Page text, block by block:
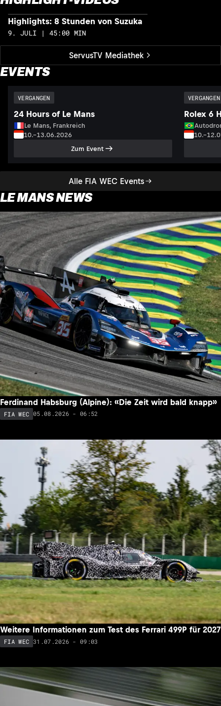
ServusTV Mediathek
Highlights: 8 Stunden von Suzuka
9. JULI | 45:00 MIN
EVENTS
Alle FIA WEC Events
VERGANGEN
24 Hours of Le Mans
Le Mans, Frankreich
10.–13.06.2026
Zum Event
VERGANGEN
Rolex 6
LE MANS NEWS
Ferdinand Habsburg (Alpine): «Die Zeit wird bald knapp»
FIA WEC 05.08.2026 - 06:52
Weitere Informationen zum Test des Ferrari 499P für 2027
FIA WEC 31.07.2026 - 09:03